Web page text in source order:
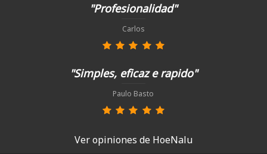
"Profesionalidad"
Carlos
"Simples, eficaz e rapido"
Paulo Basto
Ver opiniones de HoeNalu